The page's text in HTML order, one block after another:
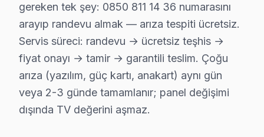
Maden Peaq Servis
Maden sakinleri için Peaq TV tamir hizmetimiz: teşhis
Maslak Peaq Servis
Maslak'deki Peaq TV sahiplerinin yüzde sekseni tamir
Maslak Peaq Anakart Tamiri →
gereken tek şey: 0850 811 14 36 numarasını
arayıp randevu almak — arıza tespiti ücretsiz.
Servis süreci: randevu → ücretsiz teşhis →
fiyat onayı → tamir → garantili teslim. Çoğu
arıza (yazılım, güç kartı, anakart) aynı gün
veya 2-3 günde tamamlanır; panel değişimi
dışında TV değerini aşmaz.